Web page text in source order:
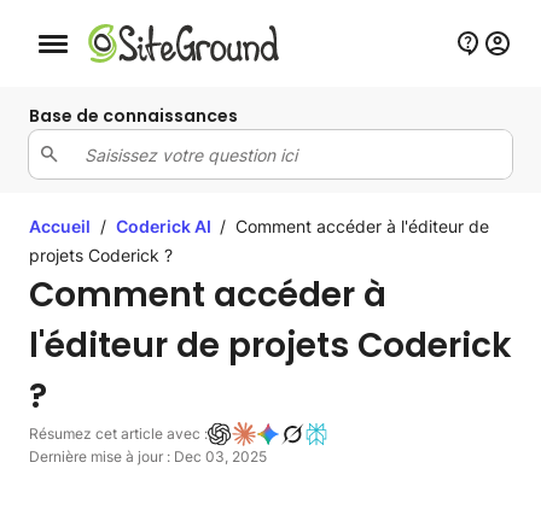
Bouton de navigation mobile
Base de connaissances
Accueil / Coderick AI / Comment accéder à l'éditeur de
projets Coderick ?
Comment accéder à
l'éditeur de projets Coderick
?
Résumez cet article avec :
Dernière mise à jour : Dec 03, 2025